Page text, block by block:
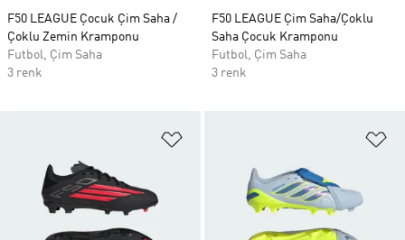
F50 LEAGUE Çocuk Çim Saha /
Çoklu Zemin Kramponu
Futbol, Çim Saha
3 renk
F50 LEAGUE Çim Saha/Çoklu
Saha Çocuk Kramponu
Futbol, Çim Saha
3 renk